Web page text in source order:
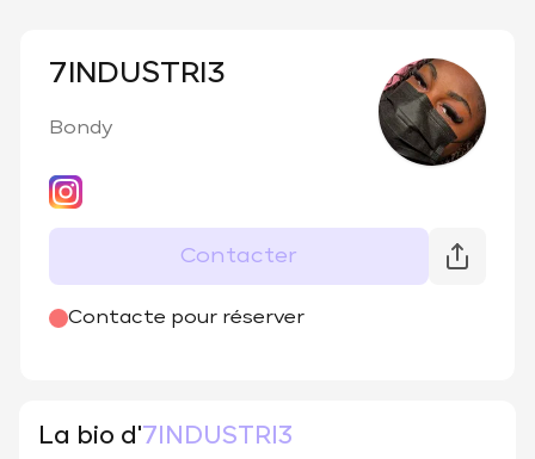
7INDUSTRI3
Bondy
Contacter
Contacte pour réserver
@7INDUSTRI3
La bio d' 7INDUSTRI3